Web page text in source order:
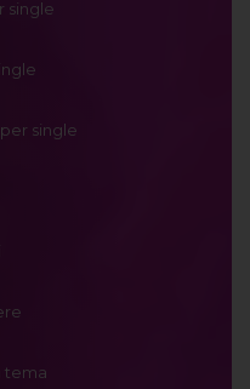
single
single
tema